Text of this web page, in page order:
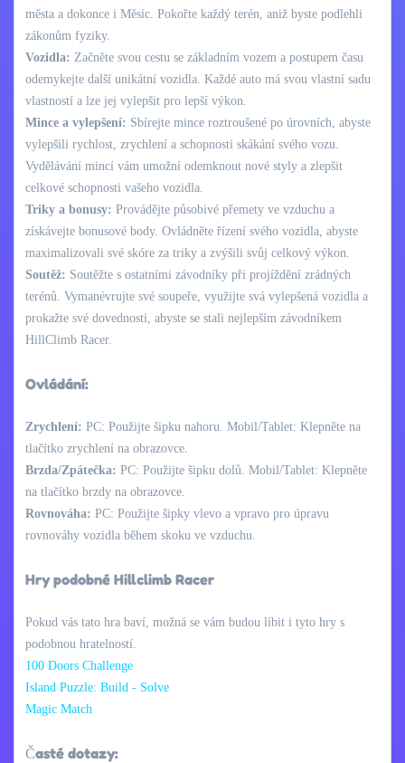
města a dokonce i Měsíc. Pokořte každý terén, aniž byste podlehli
zákonům fyziky.
Vozidla: Začněte svou cestu se základním vozem a postupem času
odemykejte další unikátní vozidla. Každé auto má svou vlastní sadu
vlastností a lze jej vylepšit pro lepší výkon.
Mince a vylepšení: Sbírejte mince roztroušené po úrovních, abyste
vylepšili rychlost, zrychlení a schopnosti skákání svého vozu.
Vydělávání mincí vám umožní odemknout nové styly a zlepšit
celkové schopnosti vašeho vozidla.
Triky a bonusy: Provádějte působivé přemety ve vzduchu a
získávejte bonusové body. Ovládněte řízení svého vozidla, abyste
maximalizovali své skóre za triky a zvýšili svůj celkový výkon.
Soutěž: Soutěžte s ostatními závodníky při projíždění zrádných
terénů. Vymanévrujte své soupeře, využijte svá vylepšená vozidla a
prokažte své dovednosti, abyste se stali nejlepším závodníkem
HillClimb Racer.
Ovládání:
Zrychlení: PC: Použijte šipku nahoru. Mobil/Tablet: Klepněte na
tlačítko zrychlení na obrazovce.
Brzda/Zpátečka: PC: Použijte šipku dolů. Mobil/Tablet: Klepněte
na tlačítko brzdy na obrazovce.
Rovnováha: PC: Použijte šipky vlevo a vpravo pro úpravu
rovnováhy vozidla během skoku ve vzduchu.
Hry podobné Hillclimb Racer
Pokud vás tato hra baví, možná se vám budou líbit i tyto hry s
podobnou hratelností.
100 Doors Challenge
Island Puzzle: Build - Solve
Magic Match
Časté dotazy: